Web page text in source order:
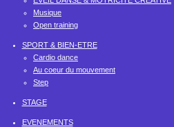
Musique
Open training
SPORT & BIEN-ETRE
Cardio dance
Au coeur du mouvement
Step
STAGE
EVENEMENTS